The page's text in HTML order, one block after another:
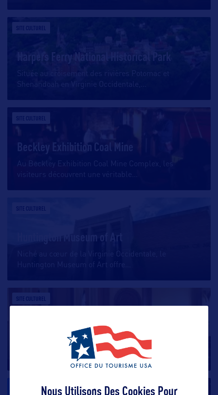
SITE CULTUREL
Harpers Ferry National Historical Park
Située au croisement des rivières Potomac et
Shenandoah en Virginie Occidentale,
SITE CULTUREL
Beckley Exhibition Coal Mine
Au Beckley Exhibition Coal Mine Complex, les
visiteurs découvrent une véritable
SITE CULTUREL
Huntington Museum of Art
Niché au cœur de la Virginie Occidentale, le
Huntington Museum of Art offre
SITE CULTUREL
West Virginia Independence Hall
Situé à Wheeling en Virginie Occidentale, West
Virginia Independence Hall
…
SITE CULTURELNous Utilisons Des Cookies Pour